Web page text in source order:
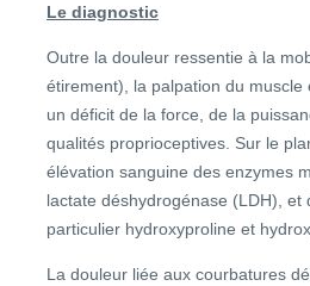
Le diagnostic
Outre la douleur ressentie à la
étirement), la palpation du
un déficit de la force, de la
qualités proprioceptives. Sur le
élévation sanguine des enzymes
lactate déshydrogénase (LDH),
particulier hydroxyproline et
La douleur liée aux courbatures